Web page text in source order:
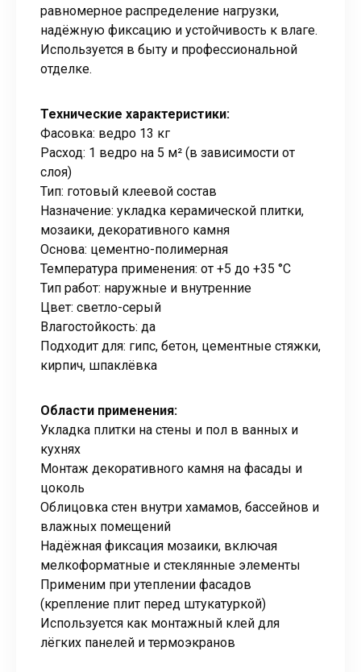
равномерное распределение нагрузки,
надёжную фиксацию и устойчивость к влаге.
Используется в быту и профессиональной
отделке.
Технические характеристики:
Фасовка: ведро 13 кг
Расход: 1 ведро на 5 м² (в зависимости от
слоя)
Тип: готовый клеевой состав
Назначение: укладка керамической плитки,
мозаики, декоративного камня
Основа: цементно-полимерная
Температура применения: от +5 до +35 °C
Тип работ: наружные и внутренние
Цвет: светло-серый
Влагостойкость: да
Подходит для: гипс, бетон, цементные стяжки,
кирпич, шпаклёвка
Области применения:
Укладка плитки на стены и пол в ванных и
кухнях
Монтаж декоративного камня на фасады и
цоколь
Облицовка стен внутри хамамов, бассейнов и
влажных помещений
Надёжная фиксация мозаики, включая
мелкоформатные и стеклянные элементы
Применим при утеплении фасадов
(крепление плит перед штукатуркой)
Используется как монтажный клей для
лёгких панелей и термоэкранов